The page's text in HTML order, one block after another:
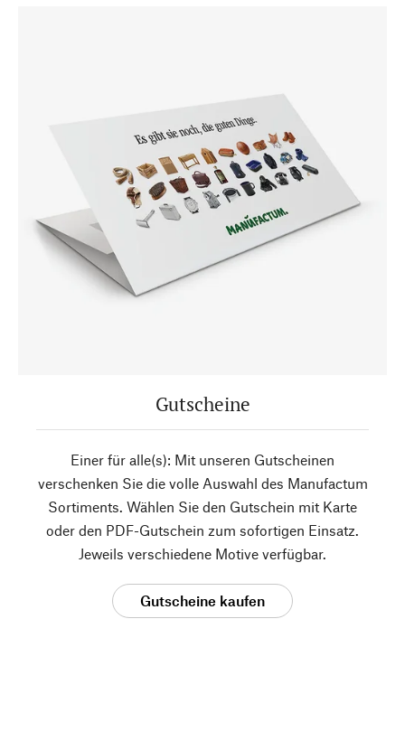
Gutscheine
Einer für alle(s): Mit unseren Gutscheinen
verschenken Sie die volle Auswahl des Manufactum
Sortiments. Wählen Sie den Gutschein mit Karte
oder den PDF-Gutschein zum sofortigen Einsatz.
Jeweils verschiedene Motive verfügbar.
Gutscheine kaufen